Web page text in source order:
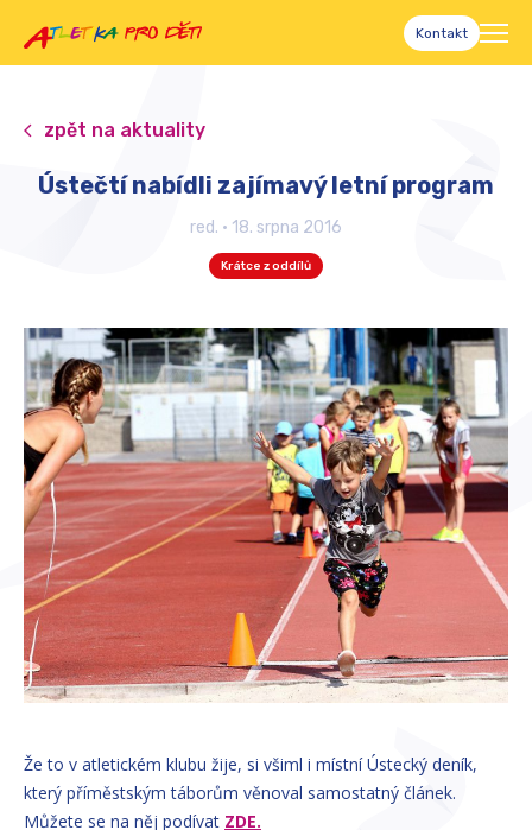
Kontakt
zpět na aktuality
Ústečtí nabídli zajímavý letní program
red. • 18. srpna 2016
Krátce z oddílů
Že to v atletickém klubu žije, si všiml i místní Ústecký deník,
který příměstským táborům věnoval samostatný článek.
Můžete se na něj podívat ZDE.